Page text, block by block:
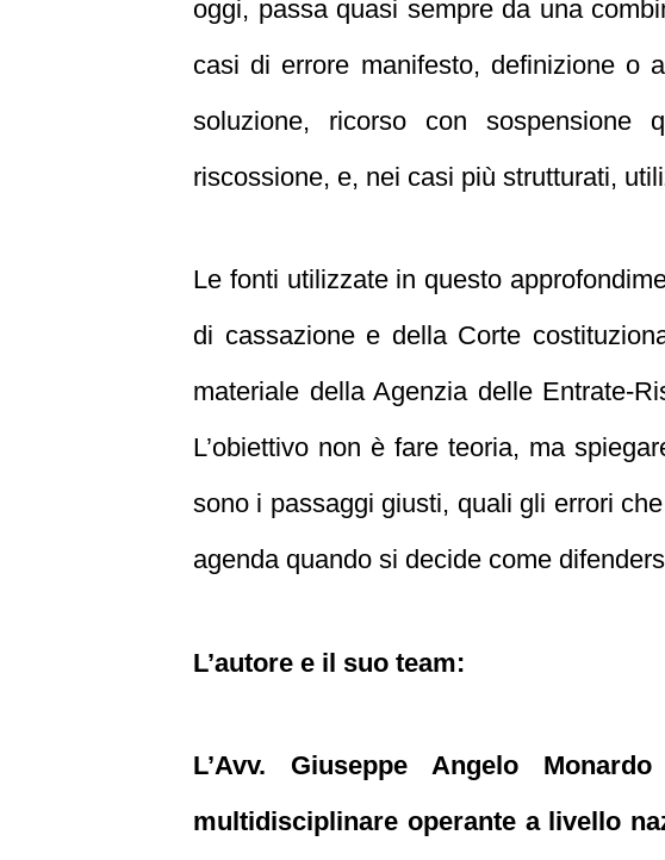
oggi, passa quasi sempre da una
casi di errore manifesto, definizione o
soluzione, ricorso con sospensione
riscossione, e, nei casi più strutturati,
Le fonti utilizzate in questo
di cassazione e della Corte
materiale della Agenzia delle Entrate-
L’obiettivo non è fare teoria, ma
sono i passaggi giusti, quali gli errori
agenda quando si decide come
L’autore e il suo team:
L’Avv. Giuseppe Angelo
multidisciplinare operante a livello